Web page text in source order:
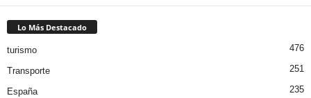
Lo Más Destacado
turismo 476
Transporte 251
España 235